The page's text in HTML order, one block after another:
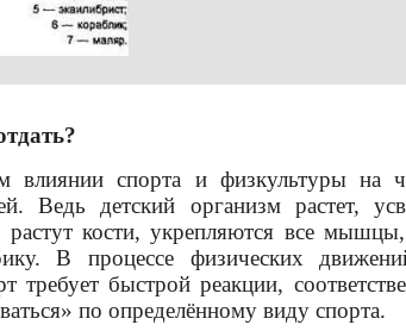
влиянии спорта и физкультуры на
Ведь детский организм растет,
растут кости, укрепляются все
В процессе физических
требует быстрой реакции,
по определённому виду спорта.